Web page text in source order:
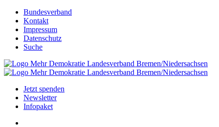
Bundesverband
Kontakt
Impressum
Datenschutz
Suche
Jetzt spenden
Newsletter
Infopaket